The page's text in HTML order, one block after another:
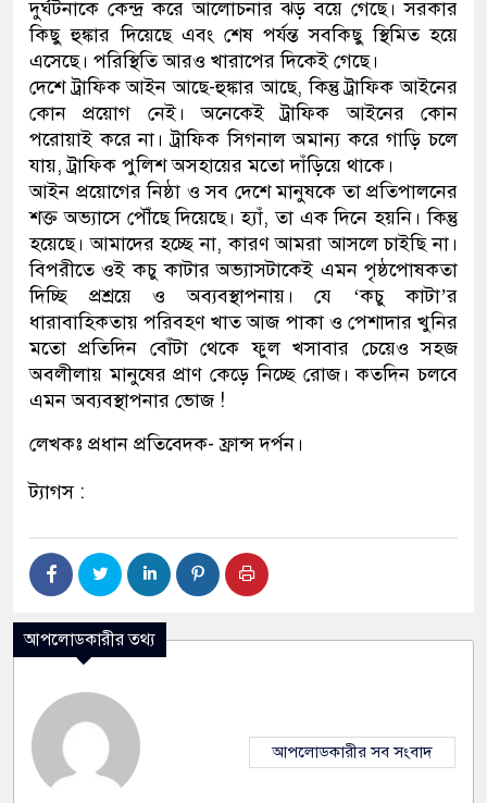
দুর্ঘটনাকে কেন্দ্র করে আলোচনার ঝড় বয়ে গেছে। সরকার
কিছু হুঙ্কার দিয়েছে এবং শেষ পর্যন্ত সবকিছু স্থিমিত হয়ে
এসেছে। পরিস্থিতি আরও খারাপের দিকেই গেছে।
দেশে ট্রাফিক আইন আছে-হুঙ্কার আছে, কিন্তু ট্রাফিক আইনের
কোন প্রয়োগ নেই। অনেকেই ট্রাফিক আইনের কোন
পরোয়াই করে না। ট্রাফিক সিগনাল অমান্য করে গাড়ি চলে
যায়, ট্রাফিক পুলিশ অসহায়ের মতো দাঁড়িয়ে থাকে।
আইন প্রয়োগের নিষ্ঠা ও সব দেশে মানুষকে তা প্রতিপালনের
শক্ত অভ্যাসে পৌঁছে দিয়েছে। হ্যাঁ, তা এক দিনে হয়নি। কিন্তু
হয়েছে। আমাদের হচ্ছে না, কারণ আমরা আসলে চাইছি না।
বিপরীতে ওই কচু কাটার অভ্যাসটাকেই এমন পৃষ্ঠপোষকতা
দিচ্ছি প্রশ্রয়ে ও অব্যবস্থাপনায়। যে ‘কচু কাটা’র
ধারাবাহিকতায় পরিবহণ খাত আজ পাকা ও পেশাদার খুনির
মতো প্রতিদিন বোঁটা থেকে ফুল খসাবার চেয়েও সহজ
অবলীলায় মানুষের প্রাণ কেড়ে নিচ্ছে রোজ। কতদিন চলবে
এমন অব্যবস্থাপনার ভোজ !
লেখকঃ প্রধান প্রতিবেদক- ফ্রান্স দর্পন।
ট্যাগস :
আপলোডকারীর তথ্য
আপলোডকারীর সব সংবাদ